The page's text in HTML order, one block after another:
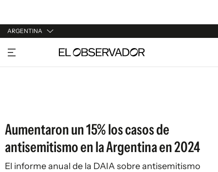
ARGENTINA
URUGUAY
ARGENTINA
Aumentaron un 15% los casos de
antisemitismo en la Argentina en 2024
El informe anual de la DAIA sobre antisemitismo